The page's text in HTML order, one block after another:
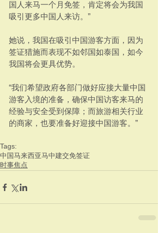
国人来马一个月免签，肯定将会为我国
吸引更多中国人来访。”
她说，我国在吸引中国游客方面，因为
签证猎施而表现不如邻国如泰国，如今
我国将会更具优势。
“我们希望政府各部门做好应接大量中国
游客入境的准备，确保中国访客来马的
经验与安全受到保障；而旅游相关行业
的商家，也要准备好迎接中国游客。”
Tags:
中国马来西亚马中建交免签证
时事焦点